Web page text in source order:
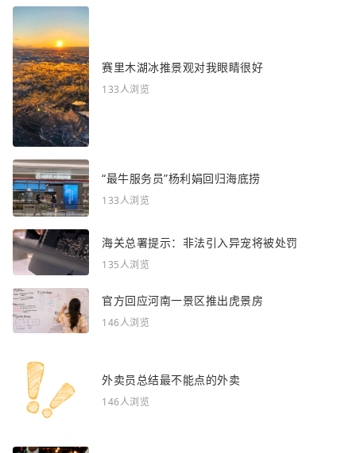
赛里木湖冰推景观对我眼睛很好
133人浏览
“最牛服务员”杨利娟回归海底捞
133人浏览
海关总署提示：非法引入异宠将被处罚
135人浏览
官方回应河南一景区推出虎景房
146人浏览
外卖员总结最不能点的外卖
146人浏览